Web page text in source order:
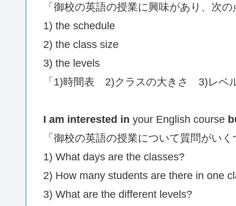
「御校の英語の授業に興味があり、次
1) the schedule
2) the class size
3) the levels
「1)時間表 2)クラスの大きさ 3)レベル
I am interested in your English course
「御校の英語の授業について質問がいく
1) What days are the classes?
2) How many students are there in one
3) What are the different levels?